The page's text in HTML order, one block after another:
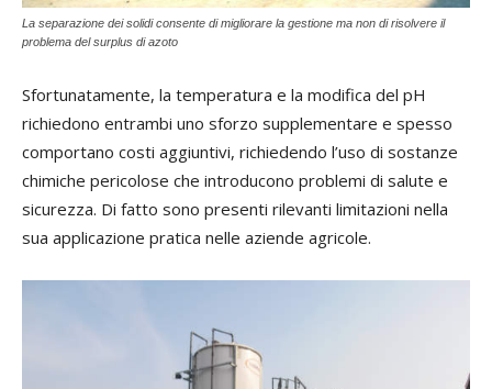
La separazione dei solidi consente di migliorare la gestione ma non di risolvere il
problema del surplus di azoto
Sfortunatamente, la temperatura e la modifica del pH
richiedono entrambi uno sforzo supplementare e spesso
comportano costi aggiuntivi, richiedendo l’uso di sostanze
chimiche pericolose che introducono problemi di salute e
sicurezza. Di fatto sono presenti rilevanti limitazioni nella
sua applicazione pratica nelle aziende agricole.